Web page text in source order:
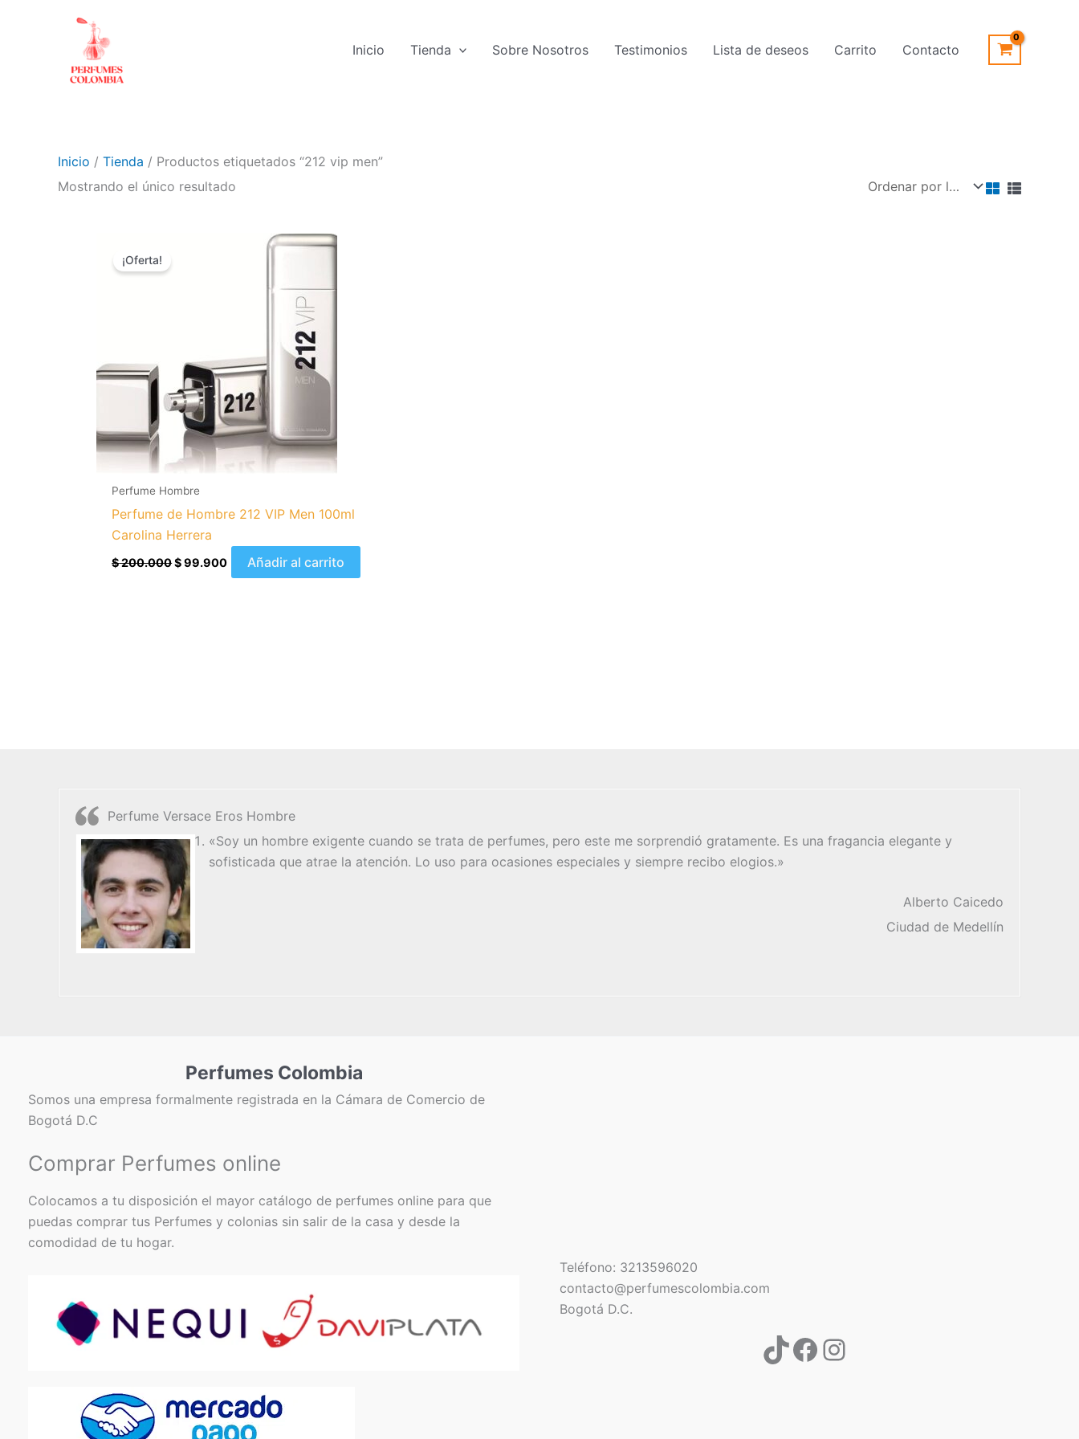
Inicio Tienda Sobre Nosotros Testimonios Lista de deseos Carrito Contacto
Inicio / Tienda / Productos etiquetados “212 vip men”
Mostrando el único resultado
¡Oferta!
Perfume Hombre
Perfume de Hombre 212 VIP Men 100ml
Carolina Herrera
$200.000$99.900
$ 99.900.
Añadir al carrito
Perfume Versace Eros Hombre
«Soy un hombre exigente cuando se trata de perfumes, pero este me sorprendió gratamente. Es una fragancia elegante y
sofisticada que atrae la atención. Lo uso para ocasiones especiales y siempre recibo elogios.»
Alberto Caicedo
Ciudad de Medellín
Perfumes Colombia
Somos una empresa formalmente registrada en la Cámara de Comercio de
Bogotá D.C
Comprar Perfumes online
Colocamos a tu disposición el mayor catálogo de perfumes online para que
puedas comprar tus Perfumes y colonias sin salir de la casa y desde la
comodidad de tu hogar.
Teléfono: 3213596020
contacto@perfumescolombia.com
Bogotá D.C.